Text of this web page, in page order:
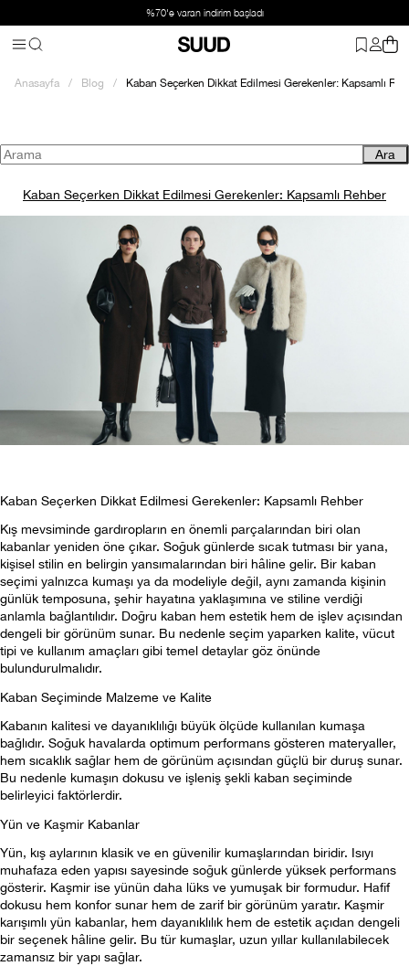
%70'e varan indirim başladı
Anasayfa Blog Kaban Seçerken Dikkat Edilmesi Gerekenler: Kapsamlı
Ara
Kaban Seçerken Dikkat Edilmesi Gerekenler: Kapsamlı Rehber
Kaban Seçerken Dikkat Edilmesi Gerekenler: Kapsamlı Rehber
Kış mevsiminde gardıropların en önemli parçalarından biri olan
kabanlar yeniden öne çıkar. Soğuk günlerde sıcak tutması bir yana,
kişisel stilin en belirgin yansımalarından biri hâline gelir. Bir kaban
seçimi yalnızca kumaşı ya da modeliyle değil, aynı zamanda kişinin
günlük temposuna, şehir hayatına yaklaşımına ve stiline verdiği
anlamla bağlantılıdır. Doğru kaban hem estetik hem de işlev açısından
dengeli bir görünüm sunar. Bu nedenle seçim yaparken kalite, vücut
tipi ve kullanım amaçları gibi temel detaylar göz önünde
bulundurulmalıdır.
Kaban Seçiminde Malzeme ve Kalite
Kabanın kalitesi ve dayanıklılığı büyük ölçüde kullanılan kumaşa
bağlıdır. Soğuk havalarda optimum performans gösteren materyaller,
hem sıcaklık sağlar hem de görünüm açısından güçlü bir duruş sunar.
Bu nedenle kumaşın dokusu ve işleniş şekli kaban seçiminde
belirleyici faktörlerdir.
Yün ve Kaşmir Kabanlar
Yün, kış aylarının klasik ve en güvenilir kumaşlarından biridir. Isıyı
muhafaza eden yapısı sayesinde soğuk günlerde yüksek performans
gösterir. Kaşmir ise yünün daha lüks ve yumuşak bir formudur. Hafif
dokusu hem konfor sunar hem de zarif bir görünüm yaratır. Kaşmir
karışımlı yün kabanlar, hem dayanıklılık hem de estetik açıdan dengeli
bir seçenek hâline gelir. Bu tür kumaşlar, uzun yıllar kullanılabilecek
zamansız bir yapı sağlar.